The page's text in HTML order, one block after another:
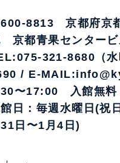
8813 京都府京
京都青果センタービ
321-8680（
/ E-
〜17:00 入館無料
日：毎週水曜日(祝
31日〜1月4日)